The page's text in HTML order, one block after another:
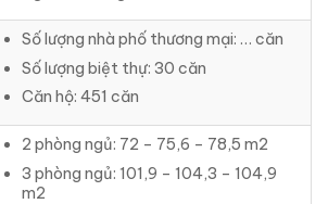
Số lượng nhà phố thương mại: … căn
Số lượng biệt thự: 30 căn
Căn hộ: 451 căn
2 phòng ngủ: 72 – 75,6 – 78,5 m2
3 phòng ngủ: 101,9 – 104,3 – 104,9
m2